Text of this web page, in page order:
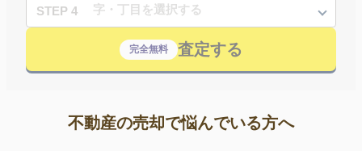
STEP 4
完全無料 査定する
不動産の売却で悩んでいる方へ